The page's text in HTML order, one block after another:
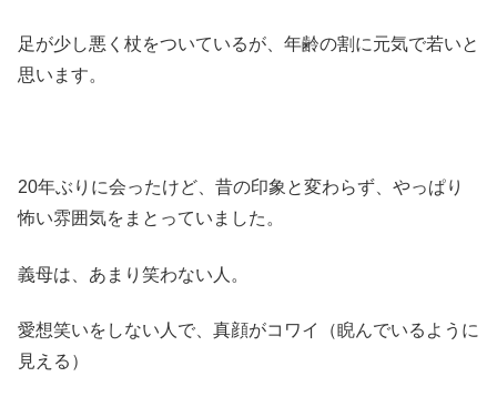
足が少し悪く杖をついているが、年齢の割に元気で若いと
思います。
20年ぶりに会ったけど、昔の印象と変わらず、やっぱり
怖い雰囲気をまとっていました。
義母は、あまり笑わない人。
愛想笑いをしない人で、真顔がコワイ（睨んでいるように
見える）